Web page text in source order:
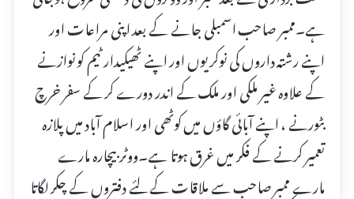
ہے۔ممبر صاحب اسمبلی جانے کے بعد اپنی مراعات اور
اپنے رشتہ داروں کی نوکریوں اور اپنے ٹھیکیدار ٹیم کو نوازنے
کے علاوہ غیر ملکی اور ملک کے اندر دورے کر کے سفر خرچ
بٹورنے ، اپنے آبائی گاؤں میں کوٹھی اور اسلام آباد میں پلازہ
تعمیر کرنے کے فکر میں غرق ہوتا ہے۔ووٹر بیچارہ مارے
مارے ممبر صاحب سے ملاقات کے لئے دفتروں کے چکر لگاتا